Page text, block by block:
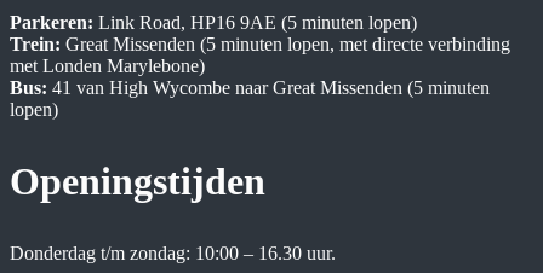
Parkeren: Link Road, HP16 9AE (5 minuten lopen)
Trein: Great Missenden (5 minuten lopen, met directe verbinding
met Londen Marylebone)
Bus: 41 van High Wycombe naar Great Missenden (5 minuten
lopen)
Openingstijden
Donderdag t/m zondag: 10:00 – 16.30 uur.